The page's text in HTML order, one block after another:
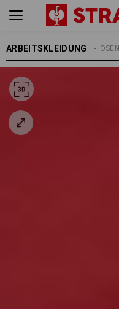
ARBEITSKLEIDUNGARBEITSHOSEN
HERREN